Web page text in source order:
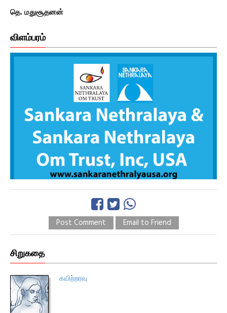
தெ. மதுசூதனன்
விளம்பரம்
Post Comment Email to Friend
சிறுகதை
கயிற்றரவு